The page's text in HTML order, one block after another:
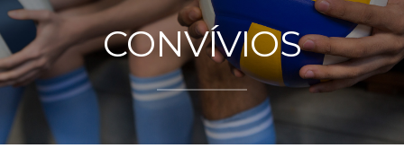
CONVÍVIOS